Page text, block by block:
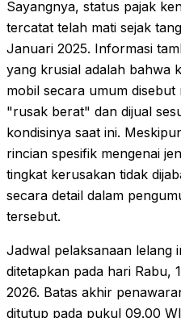
Sayangnya, status pajak
tercatat telah mati sejak
Januari 2025. Informasi
yang krusial adalah bahwa
mobil secara umum disebut
"rusak berat" dan dijual
kondisinya saat ini.
rincian spesifik mengenai
tingkat kerusakan tidak
secara detail dalam
tersebut.
Jadwal pelaksanaan lelang
ditetapkan pada hari Rabu,
2026. Batas akhir
ditutup pada pukul 09.00